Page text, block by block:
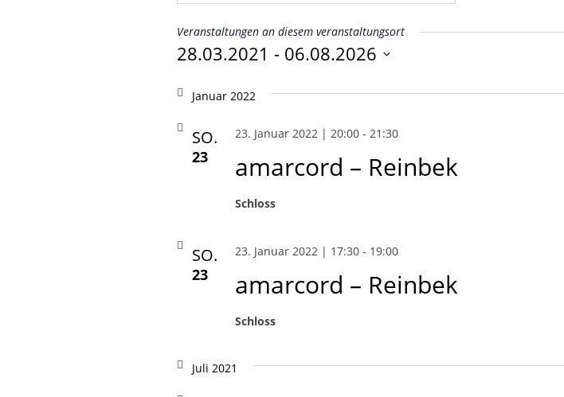
Veranstaltungen an diesem veranstaltungsort
28.03.2021 - 06.08.2026
wählen.
Januar 2022
SO.
23 amarcord – Reinbek
23. Januar 2022 | 20:00- 21:30
Schloss
SO.
23 amarcord – Reinbek
23. Januar 2022 | 17:30- 19:00
Schloss
Juli 2021